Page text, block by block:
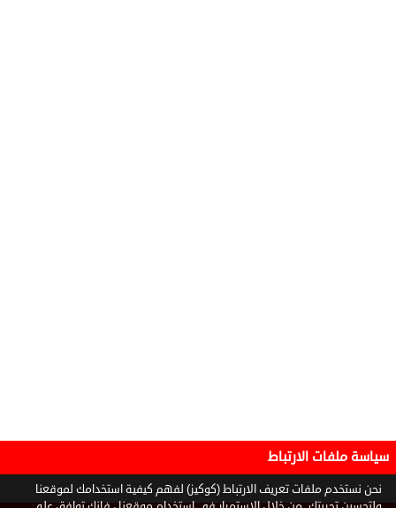
سياسة ملفات الارتباط
نحن نستخدم ملفات تعريف الارتباط (كوكيز) لفهم كيفية استخدامك لموقعنا